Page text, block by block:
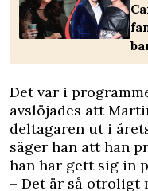
Det var i
avslöjades att
deltagaren ut i
säger han att han
han har gett sig in
– Det är så otroligt